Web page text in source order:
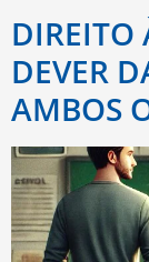
DIREITO
DEVER
AMBOS